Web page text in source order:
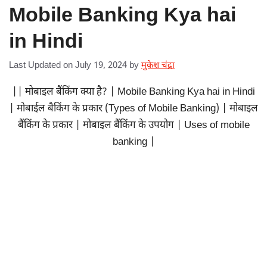
Mobile Banking Kya hai
in Hindi
Last Updated on July 19, 2024 by मुकेश चंद्रा
|| मोबाइल बैंकिंग क्या है? | Mobile Banking Kya hai in Hindi
| मोबाईल बैकिंग के प्रकार (Types of Mobile Banking) | मोबाइल
बैंकिंग के प्रकार | मोबाइल बैंकिंग के उपयोग | Uses of mobile
banking |